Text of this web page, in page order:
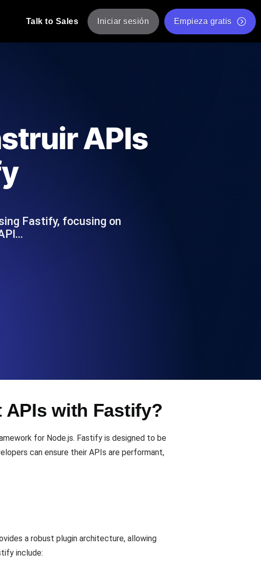
de uptime y rendimiento desde 25+ ubicaciones.
que tus usuarios.
sus APIs
velocidad y funcionalidad de la API
Code
JS y MCP
Validador de scripts JMeter gratuito
Comprobador de estado de API
Talk to Sales Iniciar sesión Empieza gratis
APIs
Fastify, focusing on
with Fastify?
for Node.js. Fastify is designed to be
can ensure their APIs are performant,
a robust plugin architecture, allowing
include: